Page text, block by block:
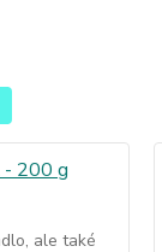
ale také